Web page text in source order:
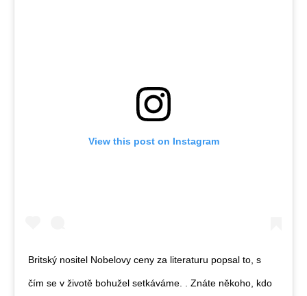
View this post on Instagram
Britský nositel Nobelovy ceny za literaturu popsal to, s
čím se v životě bohužel setkáváme. . Znáte někoho, kdo